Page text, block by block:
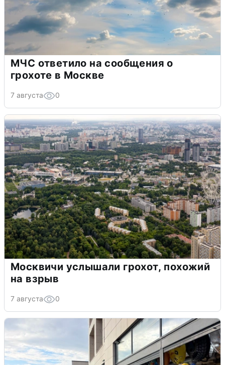
МЧС ответило на сообщения о
грохоте в Москве
7 августа 0
Москвичи услышали грохот, похожий
на взрыв
7 августа 0